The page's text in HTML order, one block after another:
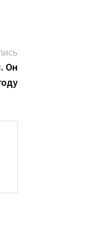
Следующая
запись:
Он